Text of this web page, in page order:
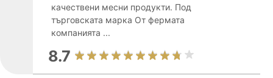
качествени месни продукти. Под
търговската марка От фермата
компанията ...
8.7